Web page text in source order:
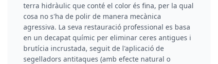
terra hidràulic que conté el color és fina, per la qual
cosa no s'ha de polir de manera mecànica
agressiva. La seva restauració professional es basa
en un decapat químic per eliminar ceres antigues i
brutícia incrustada, seguit de l'aplicació de
segelladors antitaques (amb efecte natural o